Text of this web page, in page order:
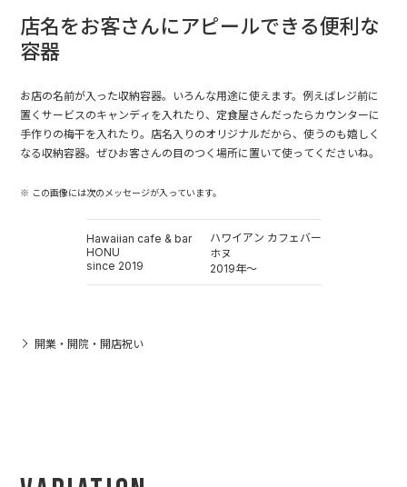
店名をお客さんにアピールできる便利な
容器
お店の名前が入った収納容器。いろんな用途に使えます。例えばレジ前に
置くサービスのキャンディを入れたり、定食屋さんだったらカウンターに
手作りの梅干を入れたり。店名入りのオリジナルだから、使うのも嬉しく
なる収納容器。ぜひお客さんの目のつく場所に置いて使ってくださいね。
※ この画像には次のメッセージが入っています。
Hawaiian cafe & bar
HONU
since 2019
ハワイアン カフェバー
ホヌ
2019年～
開業・開院・開店祝い